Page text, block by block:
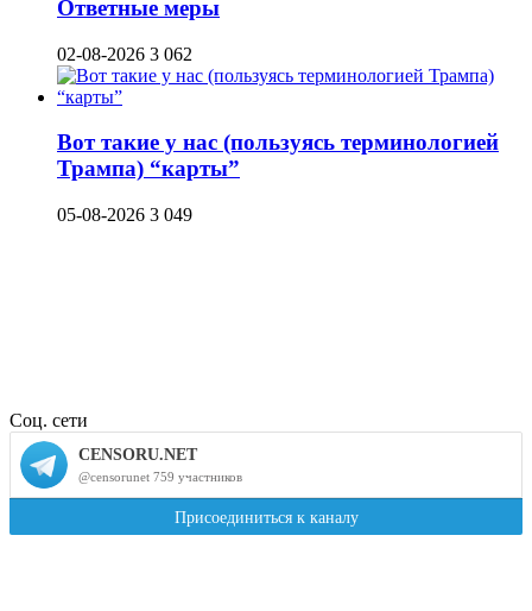
Ответные меры
02-08-2026 3 062
Вот такие у нас (пользуясь терминологией
Трампа) “карты”
05-08-2026 3 049
Соц. сети